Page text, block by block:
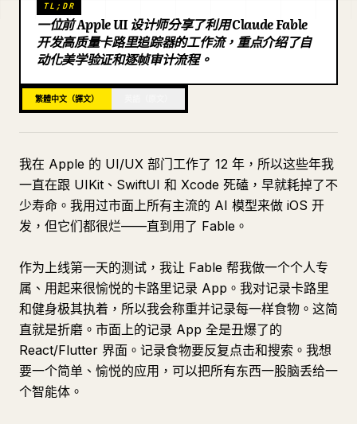
下載
部落格
更新
TL;DR
一位前 Apple UI 设计师分享了利用 Claude Fable
开发高质量卡路里追踪器的工作流，重点介绍了自
动化美学验证和逐帧审计流程。
繁體中文（譯文）
我在 Apple 的 UI/UX 部门工作了 12 年，所以这些年我
一直在跟 UIKit、SwiftUI 和 Xcode 死磕，早就耗掉了不
少寿命。我用过市面上所有主流的 AI 模型来做 iOS 开
发，但它们都很烂——直到用了 Fable。
作为上线第一天的测试，我让 Fable 帮我做一个个人专
属、用起来很愉悦的卡路里记录 App。我对记录卡路里
和健身极其执着，所以我会称重并记录每一样食物。这简
直就是折磨。市面上的记录 App 全是丑爆了的
React/Flutter 界面。记录食物要反复点击和搜索。我想
要一个简单、愉悦的应用，可以把所有东西一股脑丢给一
个智能体。